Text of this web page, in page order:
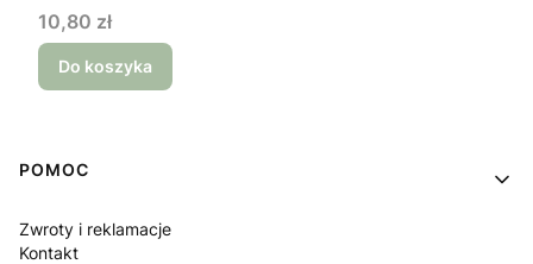
Cena
10,80 zł
Do koszyka
Linki w stopce
POMOC
Zwroty i reklamacje
Kontakt